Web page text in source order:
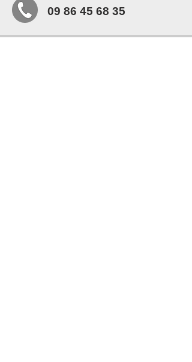
09 86 45 68 35